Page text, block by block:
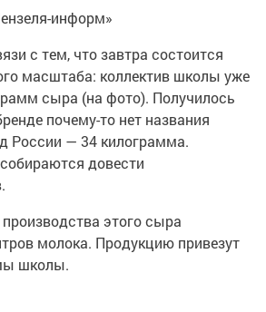
информ»
с тем, что завтра состоится
масштаба: коллектив школы уже
сыра (на фото). Получилось
почему-то нет названия
России — 34 килограмма.
довести
этого сыра
молока. Продукцию привезут
школы.